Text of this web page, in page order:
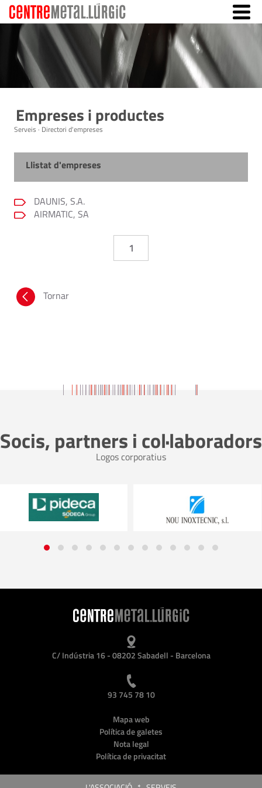
Empreses i productes
Serveis · Directori d'empreses
Llistat d'empreses
DAUNIS, S.A.
AIRMATIC, SA
1
Tornar
Socis, partners i col·laboradors
Logos corporatius
C/ Indústria 16 - 08202 Sabadell - Barcelona
93 745 78 10
Mapa web
Política de galetes
Nota legal
Política de privacitat